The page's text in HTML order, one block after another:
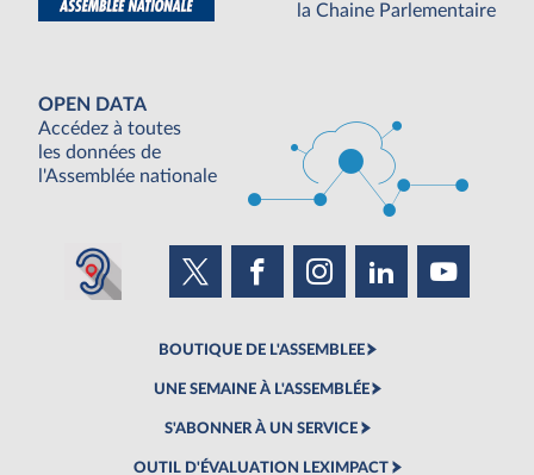
la Chaine Parlementaire
OPEN DATA
Accédez à toutes
les données de
l'Assemblée nationale
BOUTIQUE DE L'ASSEMBLEE
UNE SEMAINE À L'ASSEMBLÉE
S'ABONNER À UN SERVICE
OUTIL D'ÉVALUATION LEXIMPACT